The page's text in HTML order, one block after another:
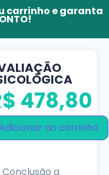
carrinho e garanta
478,80
ao carrinho
Conclusão a